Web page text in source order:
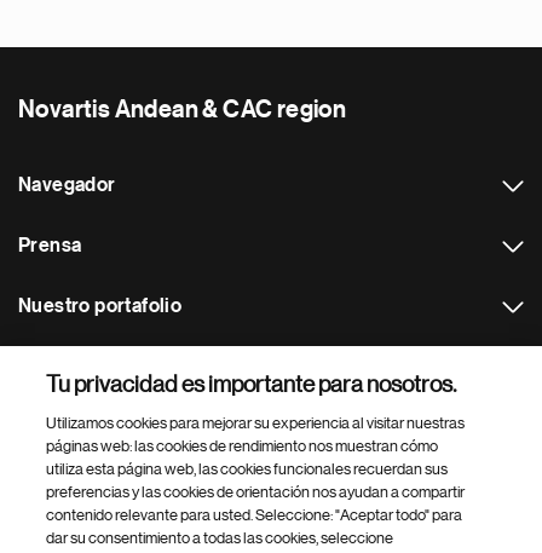
Novartis Andean & CAC region
Navegador
Prensa
Nuestro portafolio
Footer Site Search
Tu privacidad es importante para nosotros.
Utilizamos cookies para mejorar su experiencia al visitar nuestras
páginas web: las cookies de rendimiento nos muestran cómo
utiliza esta página web, las cookies funcionales recuerdan sus
preferencias y las cookies de orientación nos ayudan a compartir
contenido relevante para usted. Seleccione: "Aceptar todo" para
dar su consentimiento a todas las cookies, seleccione